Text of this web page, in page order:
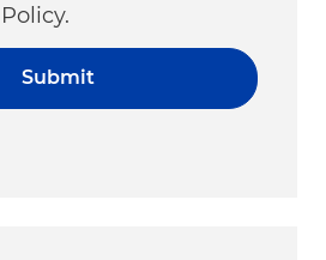
Submit